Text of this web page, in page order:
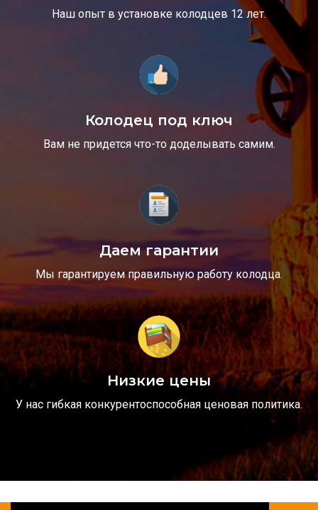
Наш опыт в установке колодцев 12 лет.
Колодец под ключ
Вам не придется что-то доделывать самим.
Даем гарантии
Мы гарантируем правильную работу колодца.
Низкие цены
У нас гибкая конкурентоспособная ценовая политика.